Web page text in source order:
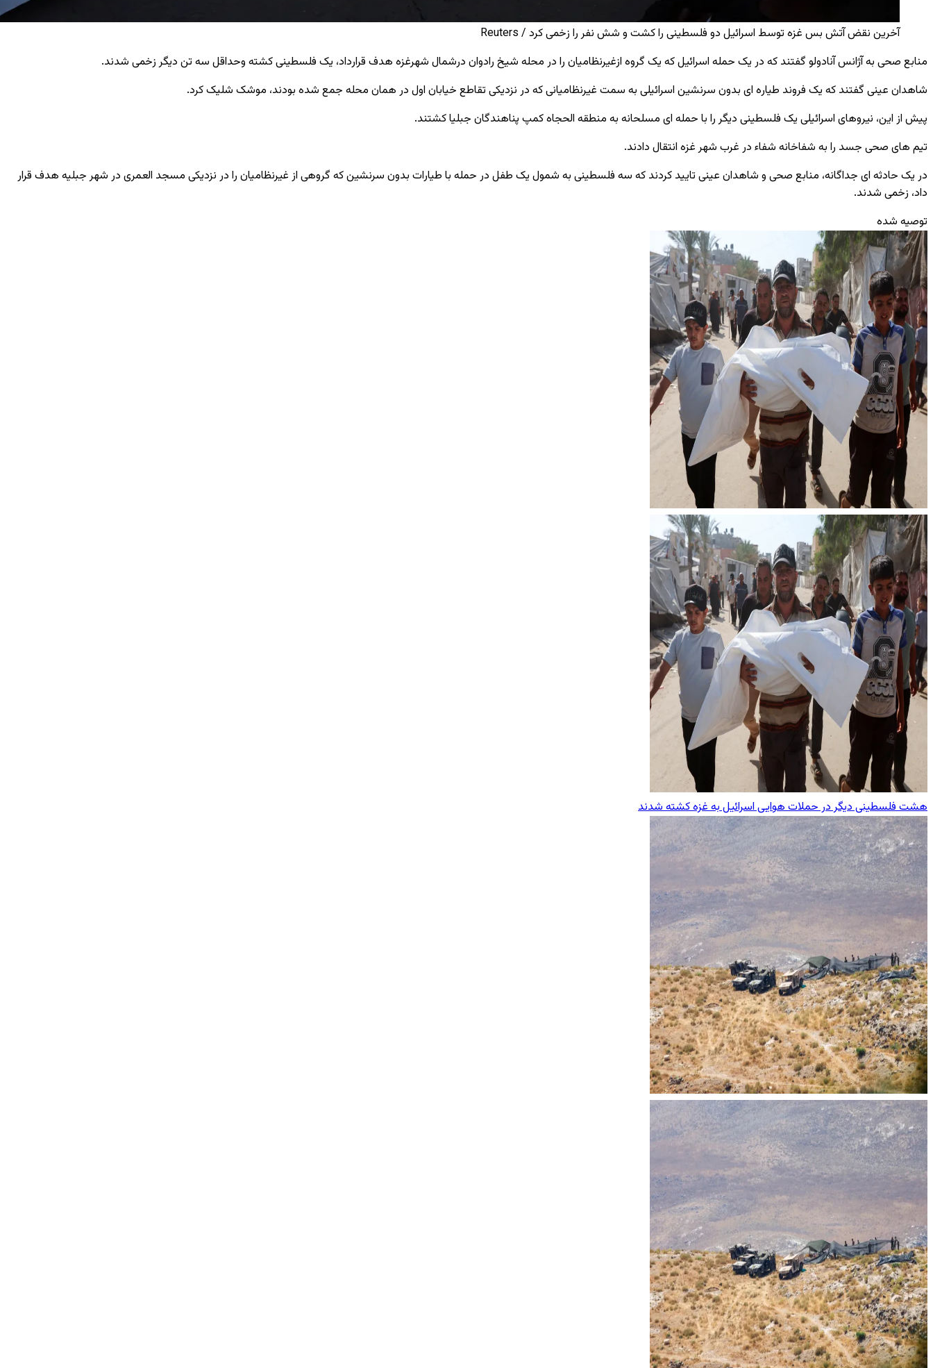
آخرین نقض آتش بس غزه توسط اسرائیل دو فلسطینی را کشت و شش نفر را زخمی کرد / Reuters
منابع صحی به آژانس آنادولو گفتند که در یک حمله اسرائیل که یک گروه ازغیرنظامیان را در محله شیخ رادوان درشمال شهرغزه هدف قرارداد، یک فلسطینی کشته وحداقل سه تن دیگر زخمی شدند.
شاهدان عینی گفتند که یک فروند طیاره ای بدون سرنشین اسرائیلی به سمت غیرنظامیانی که در نزدیکی تقاطع خیابان اول در همان محله جمع شده بودند، موشک شلیک کرد.
پیش از این، نیروهای اسرائیلی یک فلسطینی دیگر را با حمله ای مسلحانه به منطقه الحجاه کمپ پناهندگان جبلیا کشتند.
تیم های صحی جسد را به شفاخانه شفاء در غرب شهر غزه انتقال دادند.
در یک حادثه ای جداگانه، منابع صحی و شاهدان عینی تایید کردند که سه فلسطینی به شمول یک طفل در حمله با طیارات بدون سرنشین که گروهی از غیرنظامیان را در نزدیکی مسجد العمری در شهر جبلیه هدف قرار
داد، زخمی شدند.
توصیه شده
هشت فلسطینی دیگر در حملات هوایی اسرائیل به غزه کشته شدند